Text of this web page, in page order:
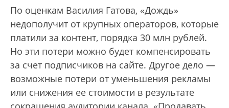
По оценкам Василия Гатова, «Дождь»
недополучит от крупных операторов, которые
платили за контент, порядка 30 млн рублей.
Но эти потери можно будет компенсировать
за счет подписчиков на сайте. Другое дело —
возможные потери от уменьшения рекламы
или снижения ее стоимости в результате